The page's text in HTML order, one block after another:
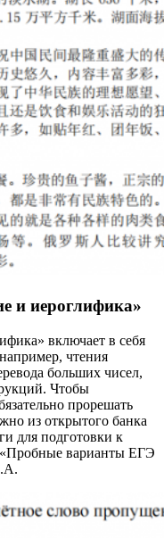
и иероглифика»
включает в себя
чтения
больших чисел,
Чтобы
прорешать
из открытого банка
для подготовки к
«Пробные варианты ЕГЭ